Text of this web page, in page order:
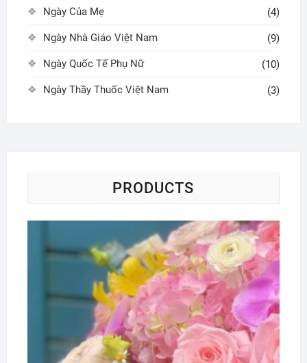
Ngày Của Mẹ (4)
Ngày Nhà Giáo Việt Nam (9)
Ngày Quốc Tế Phụ Nữ (10)
Ngày Thầy Thuốc Việt Nam (3)
PRODUCTS